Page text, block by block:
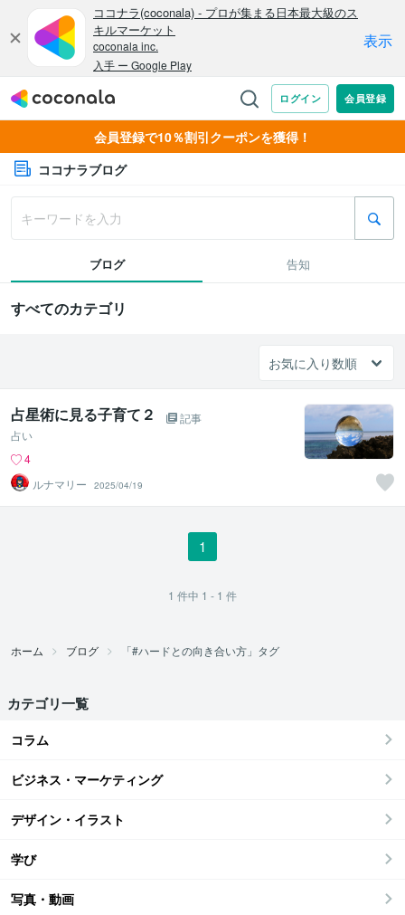
会員登録で10％割引クーポンを獲得！
ココナラブログ
ブログ 告知
すべてのカテゴリ
占星術に見る子育て２
記事
占い
4
ルナマリー
2025/04/19
1
1 件中 1 - 1 件
ホーム ブログ 「#ハードとの向き合い方」タグ
カテゴリ一覧
コラム
ビジネス・マーケティング
デザイン・イラスト
学び
写真・動画